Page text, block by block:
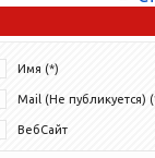
Имя (*)
Mail (Не публикуется)
ВебСайт